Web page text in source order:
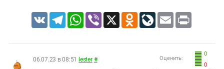
VK TelegramWhatsApp
Viber X Odnoklassniki
LiveJournal
Email Print
0
0
Оценить:
06.07.23 в 08:51 lester #